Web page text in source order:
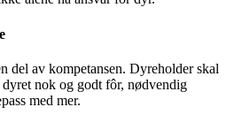
del av kompetansen. Dyreholder skal
nok og godt fôr, nødvendig
med mer.